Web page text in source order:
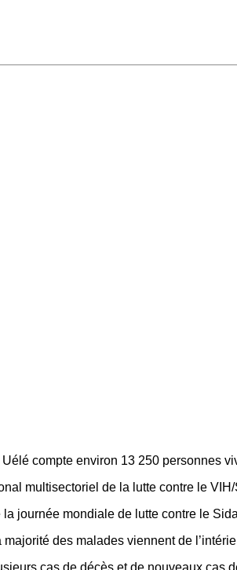
compte environ 13 250 personnes
multisectoriel de la lutte contre le
la journée mondiale de lutte contre le
des malades viennent de
cas de décès et de nouveaux cas